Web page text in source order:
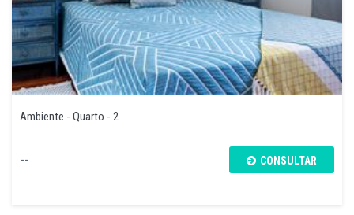
Ambiente - Quarto - 2
-- CONSULTAR